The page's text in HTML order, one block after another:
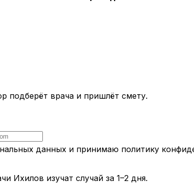
врача и пришлёт смету.
данных и принимаю политику
Ихилов изучат случай за 1–2 дня.